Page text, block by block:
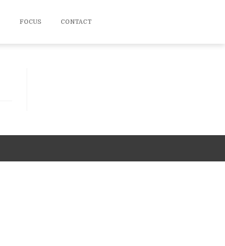
FOCUS CONTACT